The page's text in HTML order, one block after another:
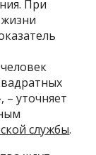
При
жизни
уточняет
службы.